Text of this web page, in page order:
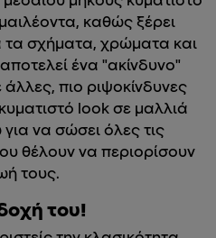
καθώς ξέρει
τα σχήματα, χρώματα και
ένα "ακίνδυνο"
πιο ριψοκίνδυνες
look σε μαλλιά
να σώσει όλες τις
θέλουν να περιορίσουν
τους.
του!